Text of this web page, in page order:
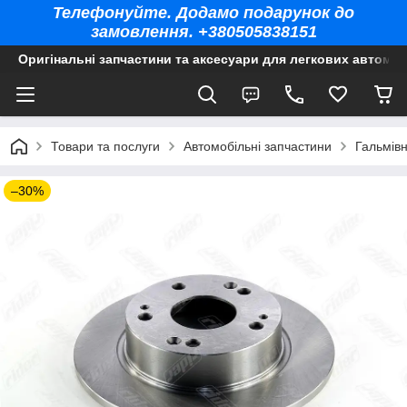
Телефонуйте. Додамо подарунок до
замовлення. +380505838151
Оригінальні запчастини та аксесуари для легкових
Товари та послуги Автомобільні запчастини
–30%